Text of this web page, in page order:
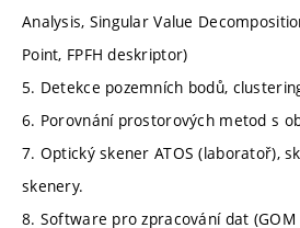
Analysis, Singular Value
Point, FPFH deskriptor)
5. Detekce pozemních bodů,
6. Porovnání prostorových metod s
7. Optický skener ATOS (laboratoř),
skenery.
8. Software pro zpracování dat (GOM